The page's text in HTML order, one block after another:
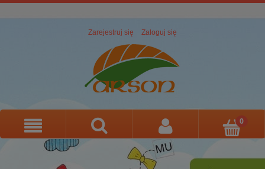
Zarejestruj się Zaloguj się